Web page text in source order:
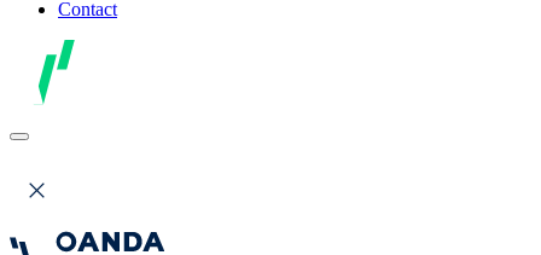
Contact